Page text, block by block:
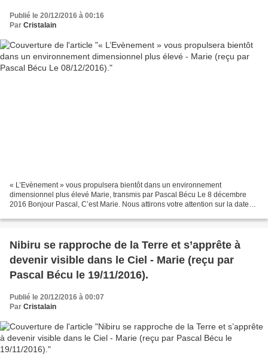
Publié le 20/12/2016 à 00:16
Par Cristalain
« L’Evènement » vous propulsera bientôt dans un environnement
dimensionnel plus élevé Marie, transmis par Pascal Bécu Le 8 décembre
2016 Bonjour Pascal, C’est Marie. Nous attirons votre attention sur la date
Nibiru se rapproche de la Terre et s’apprête à
devenir visible dans le Ciel - Marie (reçu par
Pascal Bécu le 19/11/2016).
Publié le 20/12/2016 à 00:07
Par Cristalain